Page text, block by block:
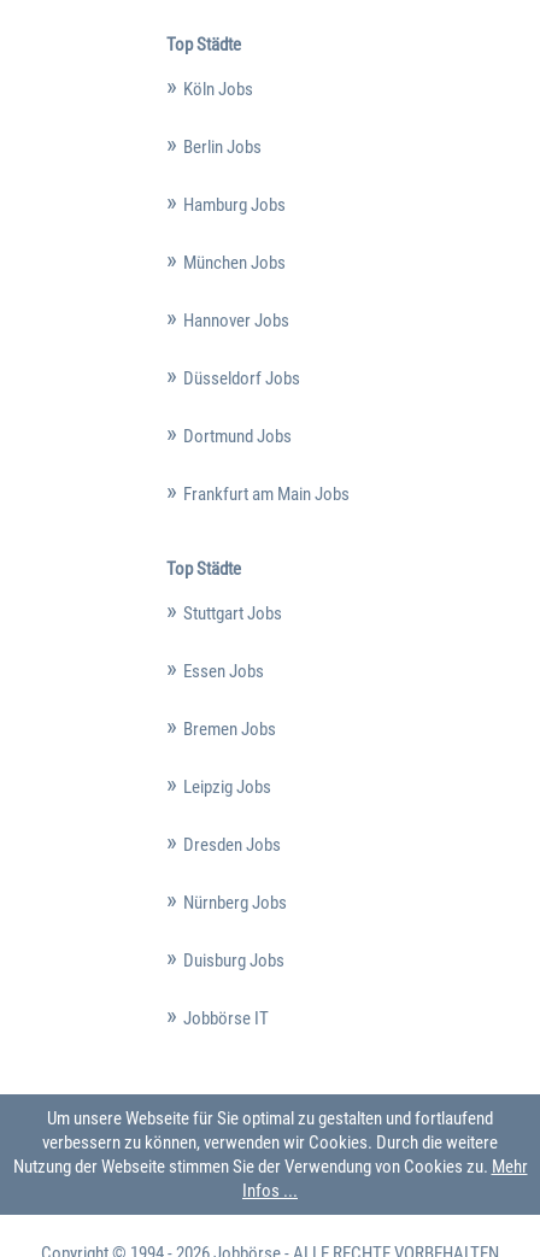
Top Städte
Köln Jobs
Berlin Jobs
Hamburg Jobs
München Jobs
Hannover Jobs
Düsseldorf Jobs
Dortmund Jobs
Frankfurt am Main Jobs
Top Städte
Stuttgart Jobs
Essen Jobs
Bremen Jobs
Leipzig Jobs
Dresden Jobs
Nürnberg Jobs
Duisburg Jobs
Jobbörse IT
Um unsere Webseite für Sie optimal zu gestalten und fortlaufend
verbessern zu können, verwenden wir Cookies. Durch die weitere
Nutzung der Webseite stimmen Sie der Verwendung von Cookies zu. Mehr
Infos ...